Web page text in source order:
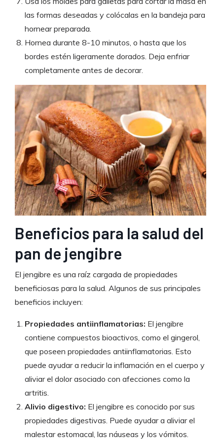
las formas deseadas y colócalas en la bandeja para
hornear preparada.
Hornea durante 8-10 minutos, o hasta que los
bordes estén ligeramente dorados. Deja enfriar
completamente antes de decorar.
Beneficios para la salud del
pan de jengibre
El jengibre es una raíz cargada de propiedades
beneficiosas para la salud. Algunos de sus principales
beneficios incluyen:
Propiedades antiinflamatorias: El jengibre
contiene compuestos bioactivos, como el gingerol,
que poseen propiedades antiinflamatorias. Esto
puede ayudar a reducir la inflamación en el cuerpo y
aliviar el dolor asociado con afecciones como la
artritis.
Alivio digestivo: El jengibre es conocido por sus
propiedades digestivas. Puede ayudar a aliviar el
malestar estomacal, las náuseas y los vómitos.